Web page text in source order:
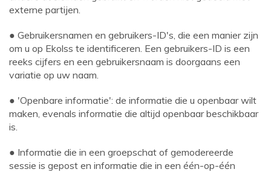
externe partijen.
● Gebruikersnamen en gebruikers-ID's, die een manier zijn
om u op Ekolss te identificeren. Een gebruikers-ID is een
reeks cijfers en een gebruikersnaam is doorgaans een
variatie op uw naam.
● 'Openbare informatie': de informatie die u openbaar wilt
maken, evenals informatie die altijd openbaar beschikbaar
is.
● Informatie die in een groepschat of gemodereerde
sessie is gepost en informatie die in een één-op-één